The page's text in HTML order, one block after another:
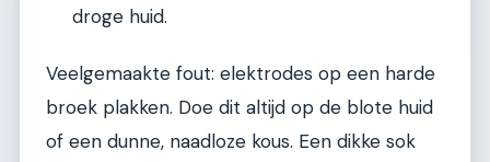
droge huid.
Veelgemaakte fout: elektrodes op een harde
broek plakken. Doe dit altijd op de blote huid
of een dunne, naadloze kous. Een dikke sok